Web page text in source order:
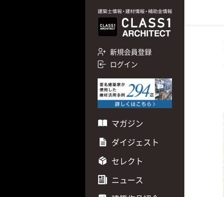
新規会員登録
ログイン
マガジン
ダイジェスト
セレクト
ニュース